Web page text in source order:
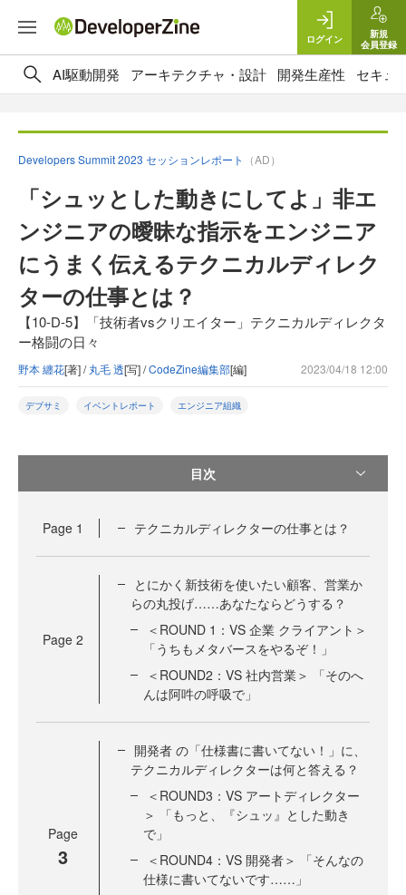
ログイン
新規
会員登録
AI駆動開発 アーキテクチャ・設計 開発生産性 セキュ
Developers Summit 2023 セッションレポート （AD）
「シュッとした動きにしてよ」非エ
ンジニアの曖昧な指示をエンジニア
にうまく伝えるテクニカルディレク
ターの仕事とは？
【10-D-5】「技術者vsクリエイター」テクニカルディレクタ
ー格闘の日々
野本 纏花[著] /丸毛 透[写] /CodeZine編集部[編] 2023/04/18 12:00
デブサミ イベントレポート エンジニア組織
目次
Page 1 テクニカルディレクターの仕事とは？
Page 2
とにかく新技術を使いたい顧客、営業か
らの丸投げ……あなたならどうする？
＜ROUND 1：VS 企業 クライアント＞
「うちもメタバースをやるぞ！」
＜ROUND2：VS 社内営業＞ 「そのへ
んは阿吽の呼吸で」
Page
3
開発者 の「仕様書に書いてない！」に、
テクニカルディレクターは何と答える？
＜ROUND3：VS アートディレクター
＞ 「もっと、『シュッ』とした動き
で」
＜ROUND4：VS 開発者＞ 「そんなの
仕様に書いてないです……」